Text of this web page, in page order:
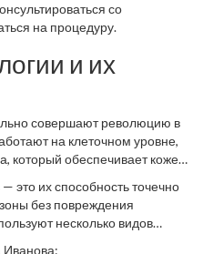
со
на процедуру.
и их
совершают революцию в
на клеточном уровне,
который обеспечивает коже
улучшить текстуру и тон
это их способность точечно
без повреждения
несколько видов
Иванова: